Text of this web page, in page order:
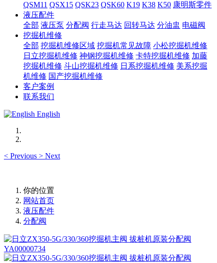
QSM11 QSX15 QSK23 QSK60 K19 K38 K50 康明斯零件
液压配件
全部 液压泵 分配阀 行走马达 回转马达 分油盅 电磁阀
挖掘机维修
全部 挖掘机维修区域 挖掘机常见故障 小松挖掘机维修
日立挖掘机维修 神钢挖掘机维修 卡特挖掘机维修 加藤
挖掘机维修 斗山挖掘机维修 日系挖掘机维修 美系挖掘
机维修 国产挖掘机维修
客户案例
联系我们
English
< Previous > Next
你的位置
网站首页
液压配件
分配阀